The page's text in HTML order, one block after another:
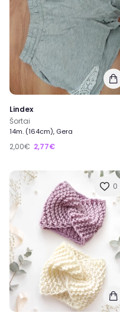
Lindex
Šortai
14m. (164cm), Gera
2,00€ 2,77€
0